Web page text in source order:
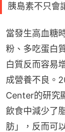
胰島素不只會
當發生高血糖
粉、多吃蛋白
白質反而容易
成營養不良。
Center的研究
飲食中減少了
肪」，反而可